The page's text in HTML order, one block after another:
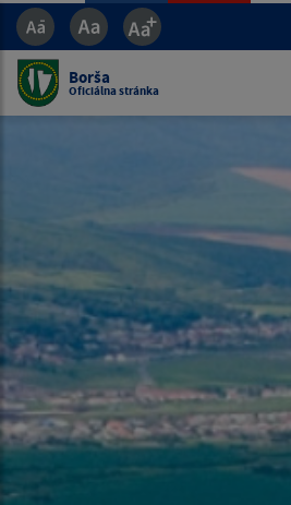
Borša
Oficiálna stránka